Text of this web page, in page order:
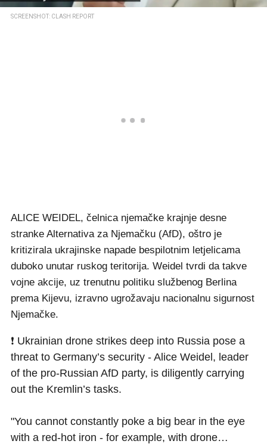
SCREENSHOT: CLASH REPORT
ALICE WEIDEL, čelnica njemačke krajnje desne
stranke Alternativa za Njemačku (AfD), oštro je
kritizirala ukrajinske napade bespilotnim letjelicama
duboko unutar ruskog teritorija. Weidel tvrdi da takve
vojne akcije, uz trenutnu politiku službenog Berlina
prema Kijevu, izravno ugrožavaju nacionalnu sigurnost
Njemačke.
❗️ Ukrainian drone strikes deep into Russia pose a
threat to Germany’s security - Alice Weidel, leader
of the pro-Russian AfD party, is diligently carrying
out the Kremlin’s tasks.
"You cannot constantly poke a big bear in the eye
with a red-hot iron - for example, with drone…